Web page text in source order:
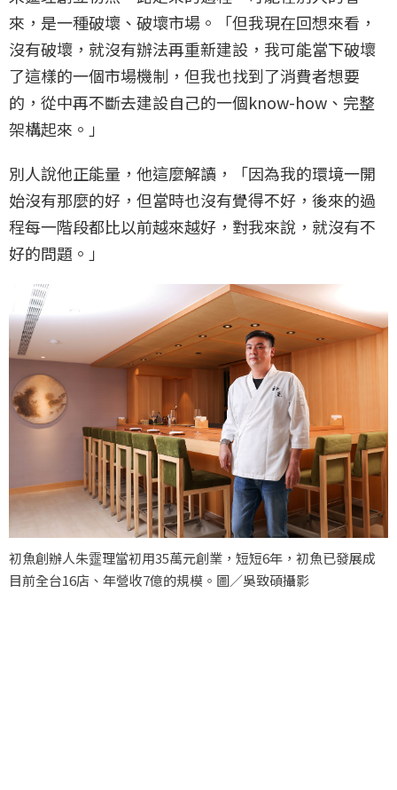
來，是一種破壞、破壞市場。「但我現在回想來看，
沒有破壞，就沒有辦法再重新建設，我可能當下破壞
了這樣的一個市場機制，但我也找到了消費者想要
的，從中再不斷去建設自己的一個know-how、完整
架構起來。」
別人說他正能量，他這麼解讀，「因為我的環境一開
始沒有那麼的好，但當時也沒有覺得不好，後來的過
程每一階段都比以前越來越好，對我來說，就沒有不
好的問題。」
初魚創辦人朱𩃀理當初用35萬元創業，短短6年，初魚已發展成
目前全台16店、年營收7億的規模。圖／吳致碩攝影